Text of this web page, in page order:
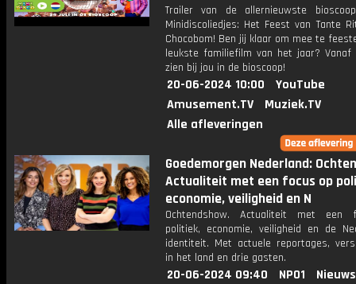
Trailer van de allernieuwste
Minidiscoliedjes: Het Feest van Tante
Chocobom! Ben jij klaar om mee te
leukste familiefilm van het jaar?
zien bij jou in de bioscoop!
20-06-2024 10:00
YouTube
Amusement.TV
Muziek.TV
Alle afleveringen
Goedemorgen Nederland:
Actualiteit met een focus op
economie, veiligheid en N
Ochtendshow. Actualiteit met een
politiek, economie, veiligheid en de
identiteit. Met actuele reportages,
in het land en drie gasten.
20-06-2024 09:40 NPO1